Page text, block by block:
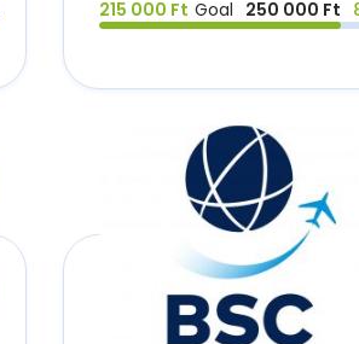
215 000 Ft Goal 250 000 Ft